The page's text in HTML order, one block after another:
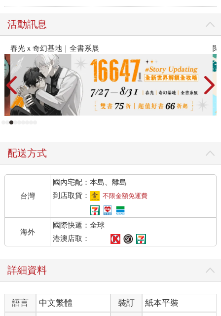
活動訊息
春光ｘ奇幻基地｜全書系展
配送方式
台灣
國內宅配：本島、離島
到店取貨：
不限金額免運費
海外
國際快遞：全球
港澳店取：
詳細資料
語言 中文繁體 裝訂
紙本平裝